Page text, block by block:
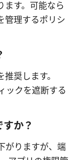
ます。可能なら
管理するポリシ
奨します。
ックを遮断する
か？
がりますが、端